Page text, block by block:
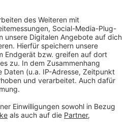
vor lauter
&#8211; Ina Regen exklusiv